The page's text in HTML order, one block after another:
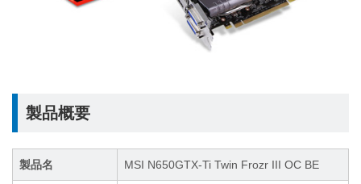
製品概要
製品名 MSI N650GTX-Ti Twin Frozr III OC BE